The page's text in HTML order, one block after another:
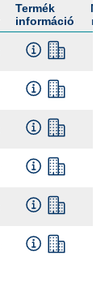
Termék
információ